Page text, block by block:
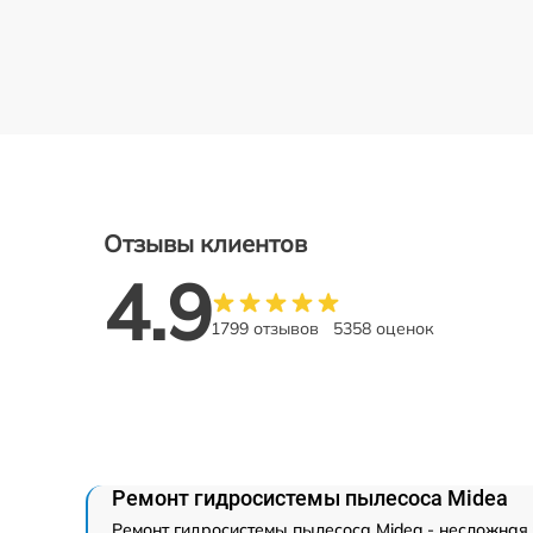
Отзывы клиентов
4.91799 отзывов 5358 оценок
Ремонт гидросистемы пылесоса Midea